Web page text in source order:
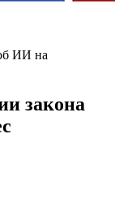
ИИ на
закона